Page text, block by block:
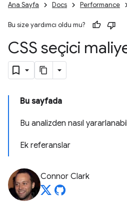
Ana Sayfa Docs Performance
Bu size yardımcı oldu mu?
CSS seçici
Bu sayfada
Bu analizden nasıl
Ek referanslar
Connor Clark